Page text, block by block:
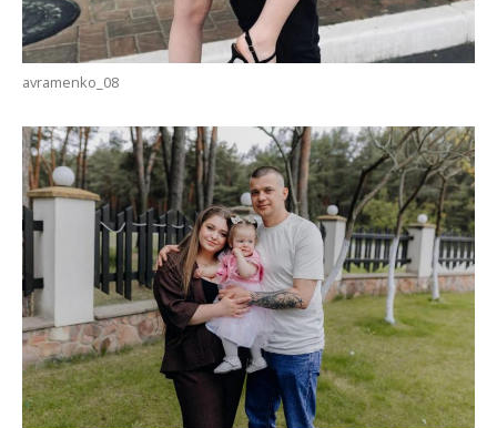
avramenko_08